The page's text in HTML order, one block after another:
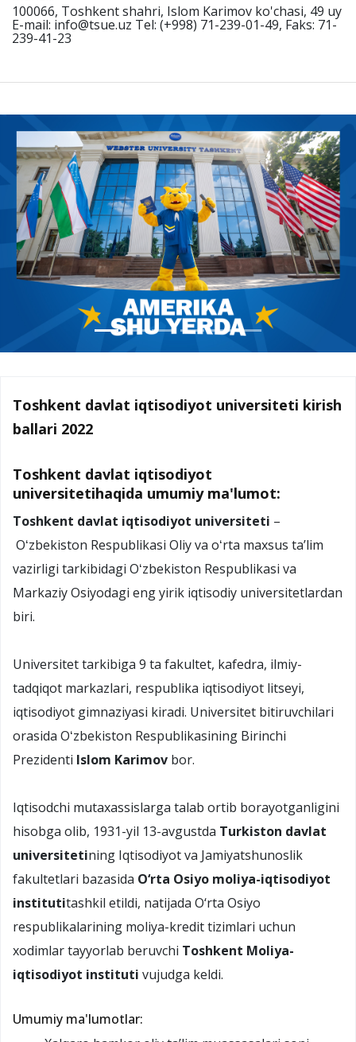
100066, Toshkent shahri, Islom Karimov ko'chasi, 49 uy
E-mail: info@tsue.uz Tel: (+998) 71-239-01-49, Faks: 71-
239-41-23
Toshkent davlat iqtisodiyot universiteti kirish
ballari 2022
Toshkent davlat iqtisodiyot
universitetihaqida umumiy ma'lumot:
Toshkent davlat iqtisodiyot universiteti –
Oʻzbekiston Respublikasi Oliy va oʻrta maxsus taʼlim
vazirligi tarkibidagi Oʻzbekiston Respublikasi va
Markaziy Osiyodagi eng yirik iqtisodiy universitetlardan
biri.
Universitet tarkibiga 9 ta fakultet, kafedra, ilmiy-
tadqiqot markazlari, respublika iqtisodiyot litseyi,
iqtisodiyot gimnaziyasi kiradi. Universitet bitiruvchilari
orasida Oʻzbekiston Respublikasining Birinchi
Prezidenti Islom Karimov bor.
Iqtisodchi mutaxassislarga talab ortib borayotganligini
hisobga olib, 1931-yil 13-avgustda Turkiston davlat
universitetining Iqtisodiyot va Jamiyatshunoslik
fakultetlari bazasida O‘rta Osiyo moliya-iqtisodiyot
institutitashkil etildi, natijada O‘rta Osiyo
respublikalarining moliya-kredit tizimlari uchun
xodimlar tayyorlab beruvchi Toshkent Moliya-
iqtisodiyot instituti vujudga keldi.
Umumiy ma'lumotlar: